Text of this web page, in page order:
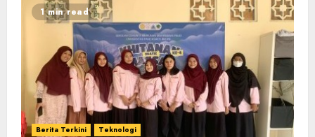
1 min read
Berita Terkini Teknologi